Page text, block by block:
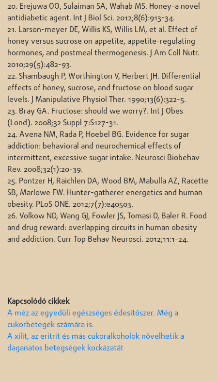
20. Erejuwa OO, Sulaiman SA, Wahab MS. Honey–a novel
antidiabetic agent. Int J Biol Sci. 2012;8(6):913-34.
21. Larson-meyer DE, Willis KS, Willis LM, et al. Effect of
honey versus sucrose on appetite, appetite-regulating
hormones, and postmeal thermogenesis. J Am Coll Nutr.
2010;29(5):482-93.
22. Shambaugh P, Worthington V, Herbert JH. Differential
effects of honey, sucrose, and fructose on blood sugar
levels. J Manipulative Physiol Ther. 1990;13(6):322-5.
23. Bray GA. Fructose: should we worry?. Int J Obes
(Lond). 2008;32 Suppl 7:S127-31.
24. Avena NM, Rada P, Hoebel BG. Evidence for sugar
addiction: behavioral and neurochemical effects of
intermittent, excessive sugar intake. Neurosci Biobehav
Rev. 2008;32(1):20-39.
25. Pontzer H, Raichlen DA, Wood BM, Mabulla AZ, Racette
SB, Marlowe FW. Hunter-gatherer energetics and human
obesity. PLoS ONE. 2012;7(7):e40503.
26. Volkow ND, Wang GJ, Fowler JS, Tomasi D, Baler R. Food
and drug reward: overlapping circuits in human obesity
and addiction. Curr Top Behav Neurosci. 2012;11:1-24.
Kapcsolódó cikkek
A méz az egyedüli egészséges édesítőszer. Még a
cukorbetegek számára is.
A xilit, az eritrit és más cukoralkoholok növelhetik a
daganatos betegségek kockázatát